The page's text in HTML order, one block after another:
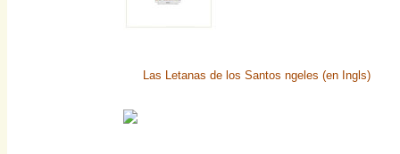
Las Letanas de los Santos ngeles (en Ingls)